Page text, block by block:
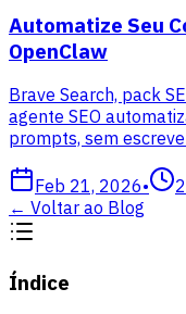
Automatize Seu
OpenClaw
Brave Search, pack
agente SEO
prompts, sem
Feb 21, 2026• 2
← Voltar ao Blog
Índice